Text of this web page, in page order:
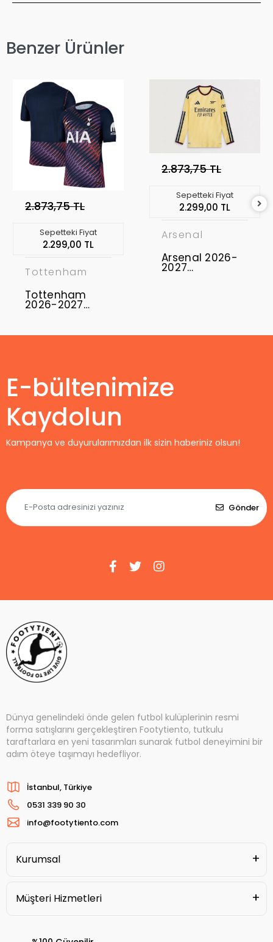
Benzer Ürünler
2.873,75 TL
Sepetteki Fiyat
2.299,00 TL
Tottenham
Tottenham
2026-2027
Away
2.873,75 TL
Sepetteki Fiyat
2.299,00 TL
Arsenal
Arsenal 2026-
2027
E-bültenimize
Kaydolun
Kampanya ve duyurularımızdan ilk sizin haberiniz olsun!
Gönder
Dünya genelindeki önde gelen futbol kulüplerinin resmi
forma satışlarını gerçekleştiren Footytiento, tutkulu
taraftarlara en yeni tasarımları sunarak futbol deneyimini bir
adım öteye taşımayı hedefliyor.
İstanbul, Türkiye
0531 339 90 30
info@footytiento.com
Kurumsal
Müşteri Hizmetleri